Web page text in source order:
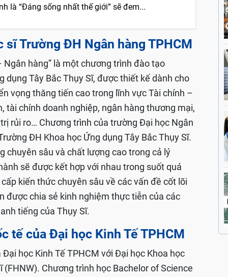
là “Đáng sống nhất thế giới” sẽ đem...
Trường ĐH Ngân hàng TPHCM
Ngân hàng” là một chương trình đào tạo
Tây Bắc Thụy Sĩ, được thiết kế dành cho
vọng thăng tiến cao trong lĩnh vực Tài chính –
tài chính doanh nghiệp, ngân hàng thương mại,
rủi ro… Chương trình của trường Đại học Ngân
ĐH Khoa học Ứng dụng Tây Bắc Thụy Sĩ.
chuyên sâu và chất lượng cao trong cả lý
sẽ được kết hợp với nhau trong suốt quá
kiến thức chuyên sâu về các vấn đề cốt lõi
được chia sẻ kinh nghiệm thực tiễn của các
tiếng của Thụy Sĩ.
tế của Đại học Kinh Tế TPHCM
học Kinh Tế TPHCM với Đại học Khoa học
Chương trình học Bachelor of Science